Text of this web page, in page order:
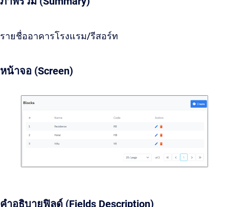
รายชื่ออาคารโรงแรม/รีสอร์ท
หน้าจอ (Screen)
คำอธิบายฟิลด์ (Fields Description)